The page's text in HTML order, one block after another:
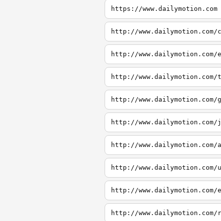
https://www.dailymotion.com
http://www.dailymotion.com/
http://www.dailymotion.com/
http://www.dailymotion.com/
http://www.dailymotion.com/
http://www.dailymotion.com/
http://www.dailymotion.com/
http://www.dailymotion.com/
http://www.dailymotion.com/
http://